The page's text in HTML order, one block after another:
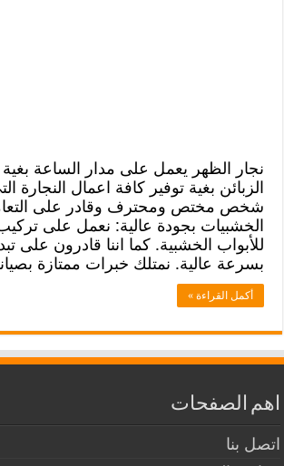
نجار الظهر يعمل على مدار الساعة بغية
الزبائن بغية توفير كافة اعمال النجارة
شخص مختص ومحترف وقادر على
الخشبيات بجودة عالية: نعمل على
للأبواب الخشبية. كما اننا قادرون
بسرعة عالية. نمتلك خبرات ممتازة
أكمل القراءة »
اهم الصفحات
اتصل بنا